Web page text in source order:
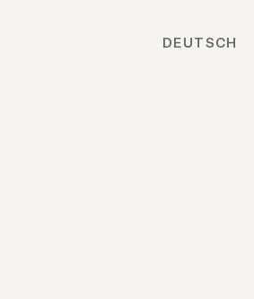
DEUTSCH